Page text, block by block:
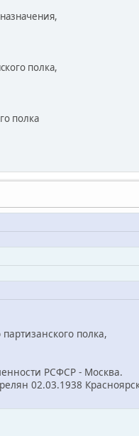
полка,
полка
полка,
РСФСР - Москва.
02.03.1938